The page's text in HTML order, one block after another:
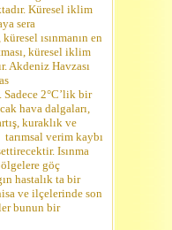
Küresel iklim
sera
ısınmanın en
küresel iklim
Akdeniz Havzası
2°C’lik bir
hava dalgaları,
kuraklık ve
verim kaybı
Isınma
göç
hastalık ta bir
ve ilçelerinde son
bunun bir